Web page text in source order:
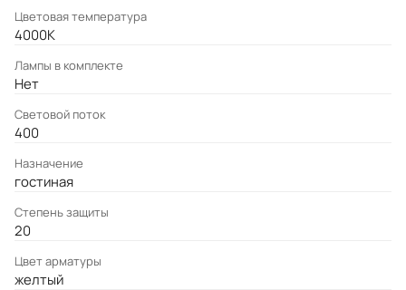
Цветовая температура
4000K
Лампы в комплекте
Нет
Световой поток
400
Назначение
гостиная
Степень защиты
20
Цвет арматуры
желтый